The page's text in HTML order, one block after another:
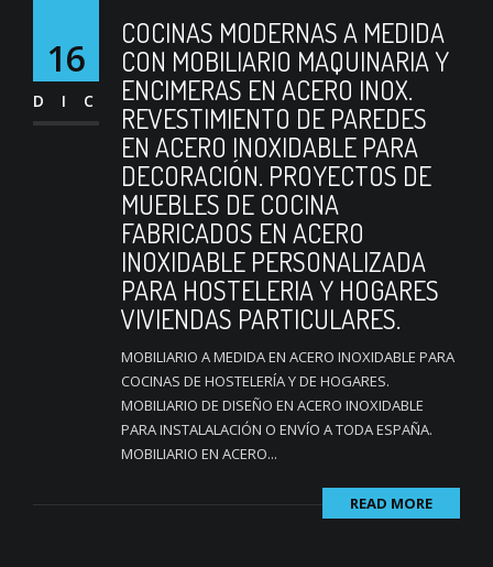
16
DIC
COCINAS MODERNAS A MEDIDA
CON MOBILIARIO MAQUINARIA Y
ENCIMERAS EN ACERO INOX.
REVESTIMIENTO DE PAREDES
EN ACERO INOXIDABLE PARA
DECORACIÓN. PROYECTOS DE
MUEBLES DE COCINA
FABRICADOS EN ACERO
INOXIDABLE PERSONALIZADA
PARA HOSTELERIA Y HOGARES
VIVIENDAS PARTICULARES.
MOBILIARIO A MEDIDA EN ACERO INOXIDABLE PARA
COCINAS DE HOSTELERÍA Y DE HOGARES.
MOBILIARIO DE DISEÑO EN ACERO INOXIDABLE
PARA INSTALALACIÓN O ENVÍO A TODA ESPAÑA.
MOBILIARIO EN ACERO...
READ MORE